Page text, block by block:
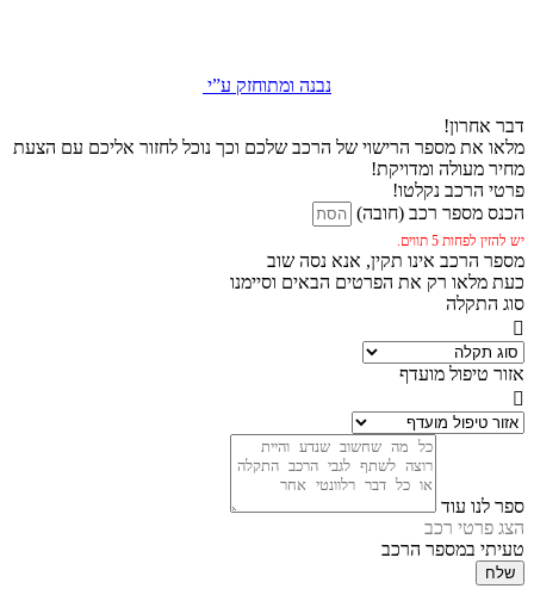
נבנה ומתוחזק ע”י
דבר אחרון!
מלאו את מספר הרישוי של הרכב שלכם וכך נוכל לחזור אליכם עם הצעת
מחיר מעולה ומדויקת!
פרטי הרכב נקלטו!
הכנס מספר רכב (חובה)
יש להזין לפחות 5 תווים.
מספר הרכב אינו תקין, אנא נסה שוב
כעת מלאו רק את הפרטים הבאים וסיימנו
סוג התקלה
אזור טיפול מועדף
ספר לנו עוד
הצג פרטי רכב
טעיתי במספר הרכב
שלח